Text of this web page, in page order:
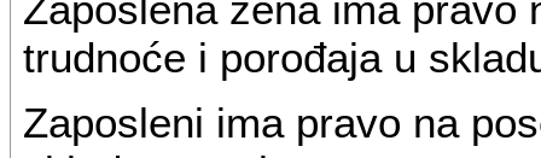
trudnoće i porođaja u
Zaposleni ima pravo na